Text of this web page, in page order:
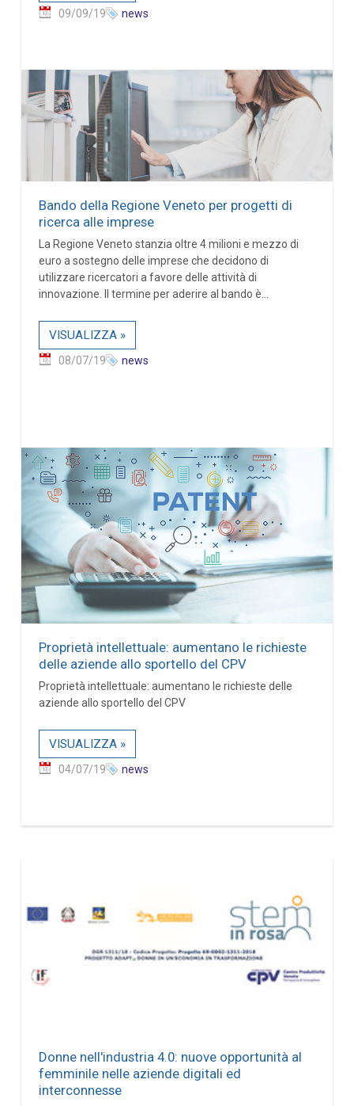
09/09/19 news
Bando della Regione Veneto per progetti di
ricerca alle imprese
La Regione Veneto stanzia oltre 4 milioni e mezzo di
euro a sostegno delle imprese che decidono di
utilizzare ricercatori a favore delle attività di
innovazione. Il termine per aderire al bando è...
VISUALIZZA »
08/07/19 news
Proprietà intellettuale: aumentano le richieste
delle aziende allo sportello del CPV
Proprietà intellettuale: aumentano le richieste delle
aziende allo sportello del CPV
VISUALIZZA »
04/07/19 news
Donne nell'industria 4.0: nuove opportunità al
femminile nelle aziende digitali ed
interconnesse